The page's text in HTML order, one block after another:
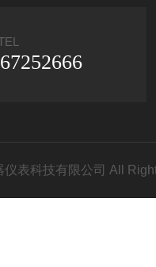
仪表科技有限公司 All